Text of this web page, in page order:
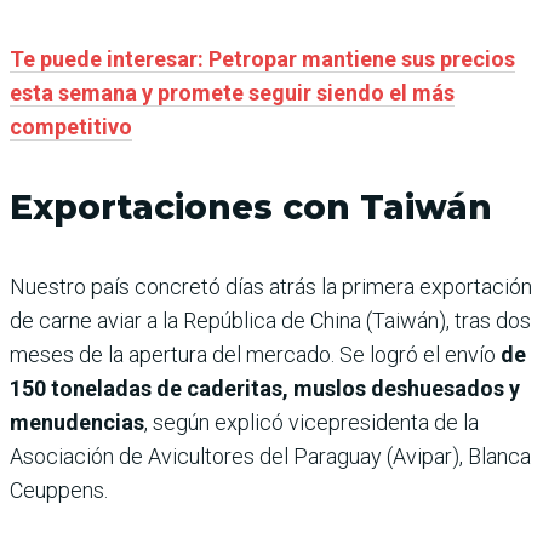
Te puede interesar: Petropar mantiene sus precios
esta semana y promete seguir siendo el más
competitivo
Exportaciones con Taiwán
Nuestro país concretó días atrás la primera exportación
de carne aviar a la República de China (Taiwán), tras dos
meses de la apertura del mercado. Se logró el envío de
150 toneladas de caderitas, muslos deshuesados y
menudencias, según explicó vicepresidenta de la
Asociación de Avicultores del Paraguay (Avipar), Blanca
Ceuppens.